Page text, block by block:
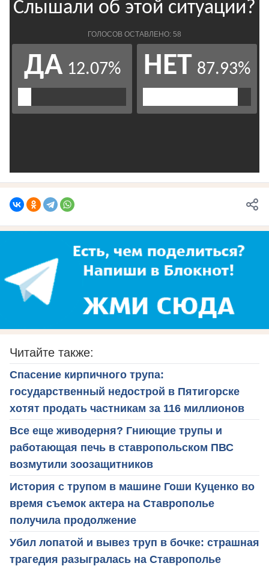
Читайте также:
Спасение кирпичного трупа:
государственный недострой в Пятигорске
хотят продать частникам за 116 миллионов
Все еще живодерня? Гниющие трупы и
работающая печь в ставропольском ПВС
возмутили зоозащитников
История с трупом в машине Гоши Куценко во
время съемок актера на Ставрополье
получила продолжение
Убил лопатой и вывез труп в бочке: страшная
трагедия разыгралась на Ставрополье